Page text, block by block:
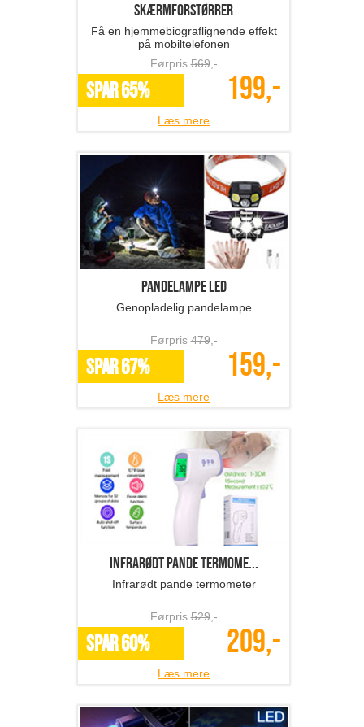
Skærmforstørrer
Få en hjemmebiograflignende effekt
på mobiltelefonen
Førpris569,-
SPAR 65% 199,-
Læs mere
Pandelampe LED
Genopladelig pandelampe
Førpris479,-
SPAR 67% 159,-
Læs mere
Infrarødt pande termome...
Infrarødt pande termometer
Førpris529,-
SPAR 60% 209,-
Læs mere